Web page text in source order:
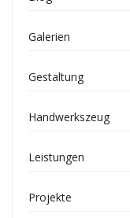
Galerien
Gestaltung
Handwerkszeug
Leistungen
Projekte